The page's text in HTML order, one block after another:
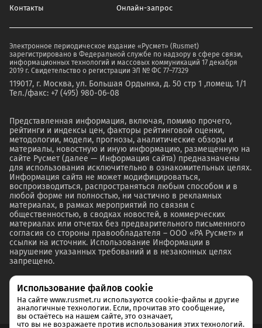
Контакты Онлайн-запрос
Электронное периодическое издание «Русмет» (Rusmet)
зарегистрировано в Федеральной службе по надзору в сфере связи,
информационных технологий и массовых коммуникаций 17 декабря
2019 г. Свидетельство о регистрации ЭЛ № ФС 77–77329
119017, г. Москва, ул. Большая Ордынка, д. 50 стр 1 ,помещ. 1/1
Тел./факс: +7 (495) 980-06-08
Представленная информация, включая, помимо прочего,
рейтинги и индексы цен, факторы рейтинговой оценки,
методологии, модели, прогнозы, аналитические обзоры и
материалы, новостную и иную информацию, размещенную на
сайте Русмет (далее — Информация сайта) предназначены
для использования исключительно в ознакомительных целях.
Информация сайта не может модифицироваться,
воспроизводиться, распространяться любым способом и в
любой форме ни полностью, ни частично в рекламных
материалах, в рамках мероприятий по связям с
общественностью, в сводках новостей, в коммерческих
материалах или отчетах без предварительного письменного
согласия со стороны правообладателя – ООО «РА Русмет» и
ссылки на источник. Использование Информации в
нарушение указанных требований и в незаконных целях
запрещено.
Использование файлов cookie
На сайте www.rusmet.ru используются cookie-файлы и другие
аналогичные технологии. Если, прочитав это сообщение,
вы остаётесь на нашем сайте, это означает,
что вы не возражаете против использования этих технологий.